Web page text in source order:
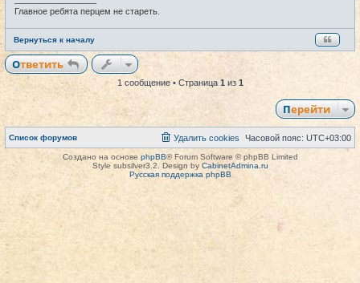
Главное ребята перцем не стареть.
Вернуться к началу
Ответить
1 сообщение • Страница 1из 1
Перейти
Список форумов Часовой пояс: UTC+03:00
Удалить cookies
Создано на основе phpBB® Forum Software © phpBB Limited
Style subsilver3.2. Design by CabinetAdmina.ru
Русская поддержка phpBB